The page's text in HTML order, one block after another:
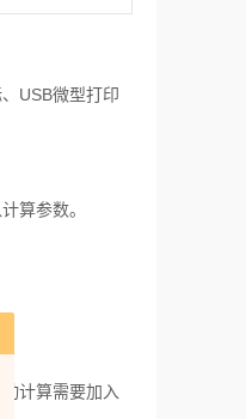
USB微型打印
算参数。
计算需要加入